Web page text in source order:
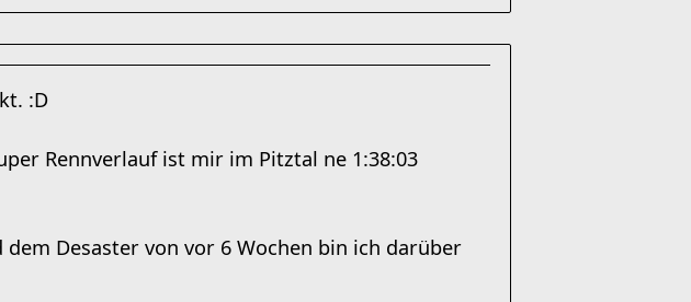
:D
Rennverlauf ist mir im Pitztal ne 1:38:03
Desaster von vor 6 Wochen bin ich darüber